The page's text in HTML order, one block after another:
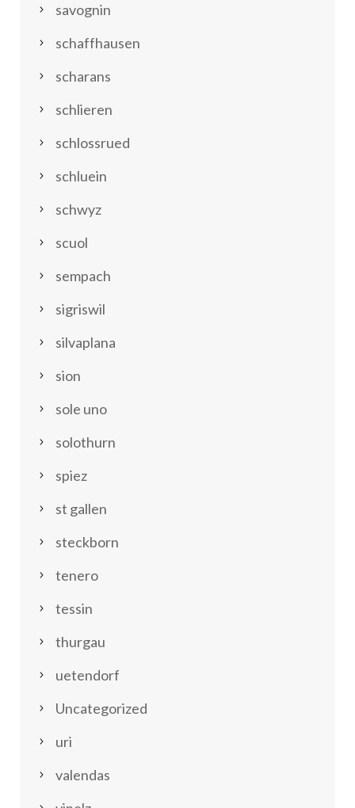
savognin
schaffhausen
scharans
schlieren
schlossrued
schluein
schwyz
scuol
sempach
sigriswil
silvaplana
sion
sole uno
solothurn
spiez
st gallen
steckborn
tenero
tessin
thurgau
uetendorf
Uncategorized
uri
valendas